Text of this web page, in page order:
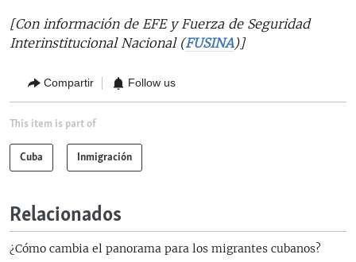
[Con información de EFE y Fuerza de Seguridad
Interinstitucional Nacional (FUSINA)]
Compartir Follow us
This item is part of
Cuba Inmigración
Relacionados
¿Cómo cambia el panorama para los migrantes cubanos?